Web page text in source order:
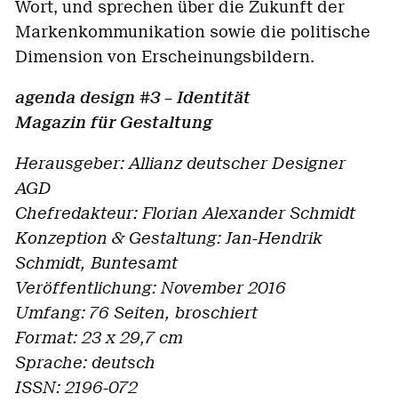
Wort, und sprechen über die Zukunft der
Markenkommunikation sowie die politische
Dimension von Erscheinungsbildern.
agenda design #3 – Identität
Magazin für Gestaltung
Herausgeber: Allianz deutscher Designer
AGD
Chefredakteur: Florian Alexander Schmidt
Konzeption & Gestaltung: Jan-Hendrik
Schmidt, Buntesamt
Veröffentlichung: November 2016
Umfang: 76 Seiten, broschiert
Format: 23 x 29,7 cm
Sprache: deutsch
ISSN: 2196-072